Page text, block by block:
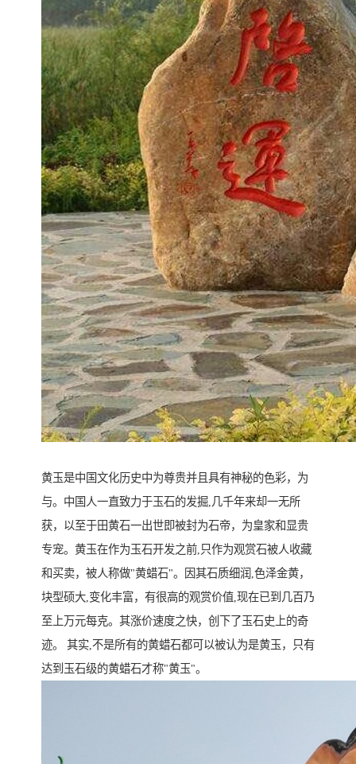
黄玉是中国文化历史中为尊贵并且具有神秘的色彩，为
与。中国人一直致力于玉石的发掘,几千年来却一无所
获，以至于田黄石一出世即被封为石帝，为皇家和显贵
专宠。黄玉在作为玉石开发之前,只作为观赏石被人收藏
和买卖，被人称做"黄蜡石"。因其石质细润,色泽金黄，
块型硕大,变化丰富，有很高的观赏价值,现在已到几百乃
至上万元每克。其涨价速度之快，创下了玉石史上的奇
迹。 其实,不是所有的黄蜡石都可以被认为是黄玉，只有
达到玉石级的黄蜡石才称"黄玉"。